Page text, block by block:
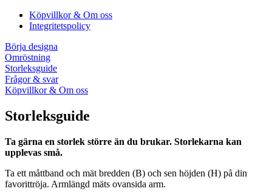
Köpvillkor & Om oss
Integritetspolicy
Börja designa
Omröstning
Storleksguide
Frågor & svar
Köpvillkor & Om oss
Storleksguide
Ta gärna en storlek större än du brukar. Storlekarna kan
upplevas små.
Ta ett måttband och mät bredden (B) och sen höjden (H) på din
favorittröja. Armlängd mäts ovansida arm.